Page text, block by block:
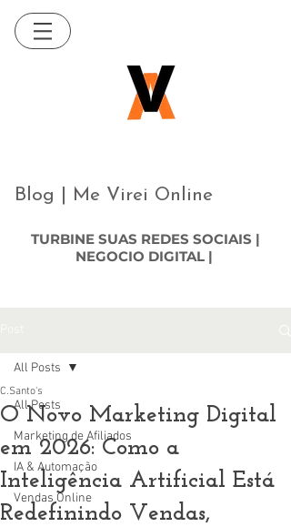
Blog | Me Virei Online
TURBINE SUAS REDES SOCIAIS |
NEGOCIO DIGITAL |
All Posts
Marketing de Afiliados
IA & Automação
Vendas Online
All Posts
O Novo Marketing Digital
em 2026: Como a
Inteligência Artificial Está
Redefinindo Vendas,
C.Santo's